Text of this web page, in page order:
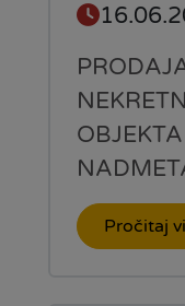
Pročitaj